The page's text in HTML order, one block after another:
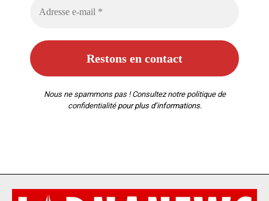
Nous ne spammons pas ! Consultez notre politique de
confidentialitépour plus d’informations.